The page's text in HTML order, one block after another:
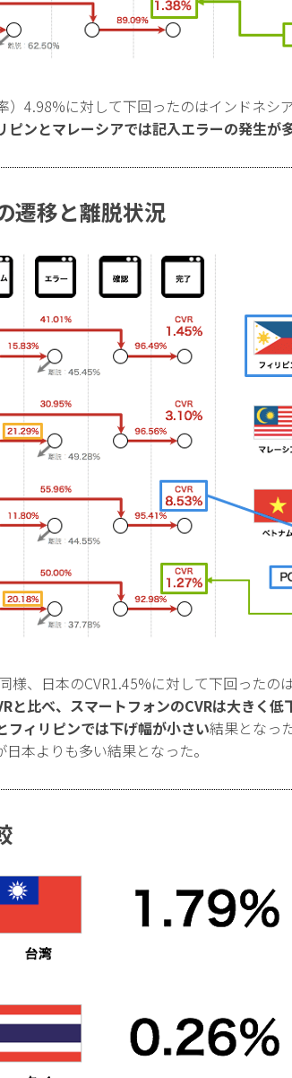
）4.98%に対して下回ったのはインドネシア
ピンとマレーシアでは記入エラーの発生が
遷移と離脱状況
様、日本のCVR1.45%に対して下回った
と比べ、スマートフォンのCVRは大きく低
フィリピンでは下げ幅が小さい結果となっ
本よりも多い結果となった。